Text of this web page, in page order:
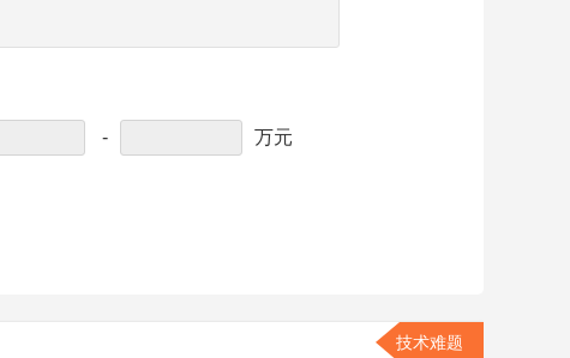
- 万元
技术难题